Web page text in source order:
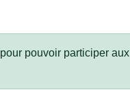
pour pouvoir participer aux